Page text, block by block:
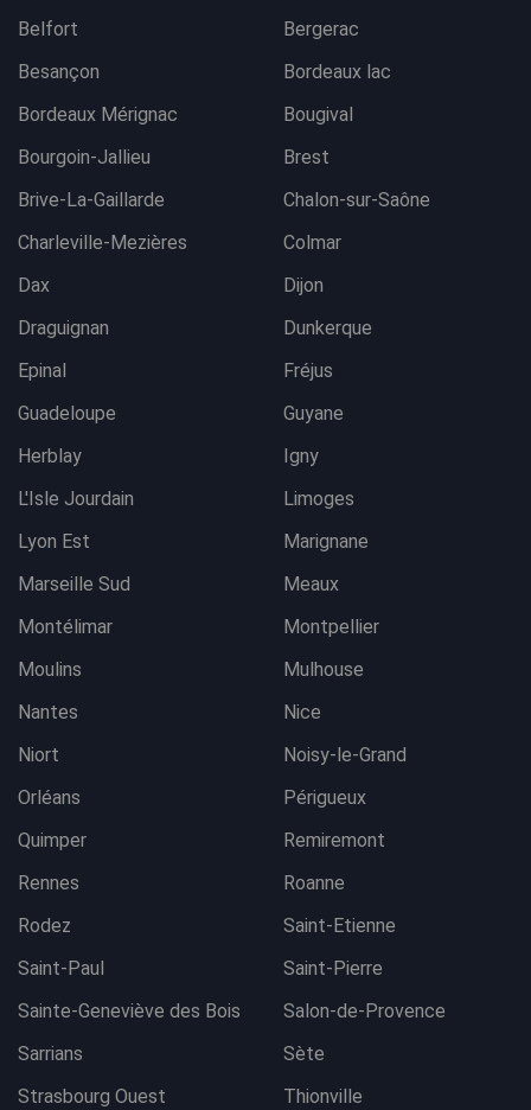
Belfort
Bergerac
Besançon
Bordeaux lac
Bordeaux Mérignac
Bougival
Bourgoin-Jallieu
Brest
Brive-La-Gaillarde
Chalon-sur-Saône
Charleville-Mezières
Colmar
Dax
Dijon
Draguignan
Dunkerque
Epinal
Fréjus
Guadeloupe
Guyane
Herblay
Igny
L'Isle Jourdain
Limoges
Lyon Est
Marignane
Marseille Sud
Meaux
Montélimar
Montpellier
Moulins
Mulhouse
Nantes
Nice
Niort
Noisy-le-Grand
Orléans
Périgueux
Quimper
Remiremont
Rennes
Roanne
Rodez
Saint-Etienne
Saint-Paul
Saint-Pierre
Sainte-Geneviève des Bois
Salon-de-Provence
Sarrians
Sète
Strasbourg Ouest
Thionville